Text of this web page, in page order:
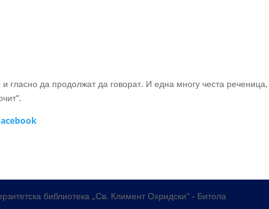
да продолжат да говорат. И една многу честа реченица,
библиотека „Св. Климент Охридски“ - Битола